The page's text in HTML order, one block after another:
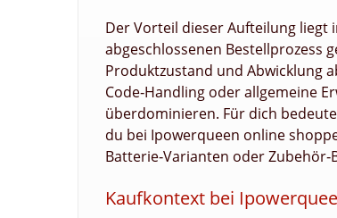
Der Vorteil dieser Aufteilung liegt
abgeschlossenen Bestellprozess
Produktzustand und Abwicklung
Code‑Handling oder allgemeine
überdominieren. Für dich
du bei Ipowerqueen online
Batterie‑Varianten oder
Kaufkontext bei